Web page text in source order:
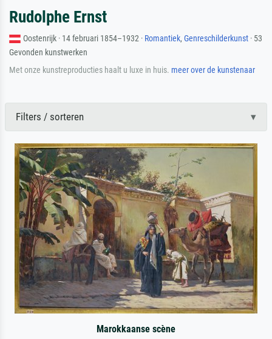
Rudolphe Ernst
Oostenrijk · 14 februari 1854–1932 · Romantiek,Genreschilderkunst · 53
Gevonden kunstwerken
Met onze kunstreproducties haalt u luxe in huis. meer over de kunstenaar
Filters / sorteren
Marokkaanse scène